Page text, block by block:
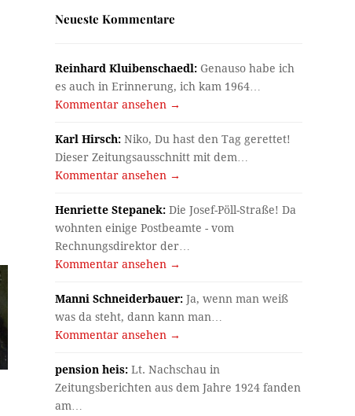
Neueste Kommentare
Reinhard Kluibenschaedl: Genauso habe ich
es auch in Erinnerung, ich kam 1964…
Kommentar ansehen →
Karl Hirsch: Niko, Du hast den Tag gerettet!
Dieser Zeitungsausschnitt mit dem…
Kommentar ansehen →
Henriette Stepanek: Die Josef-Pöll-Straße! Da
wohnten einige Postbeamte - vom
Rechnungsdirektor der…
Kommentar ansehen →
Manni Schneiderbauer: Ja, wenn man weiß
was da steht, dann kann man…
Kommentar ansehen →
pension heis: Lt. Nachschau in
Zeitungsberichten aus dem Jahre 1924 fanden
am…